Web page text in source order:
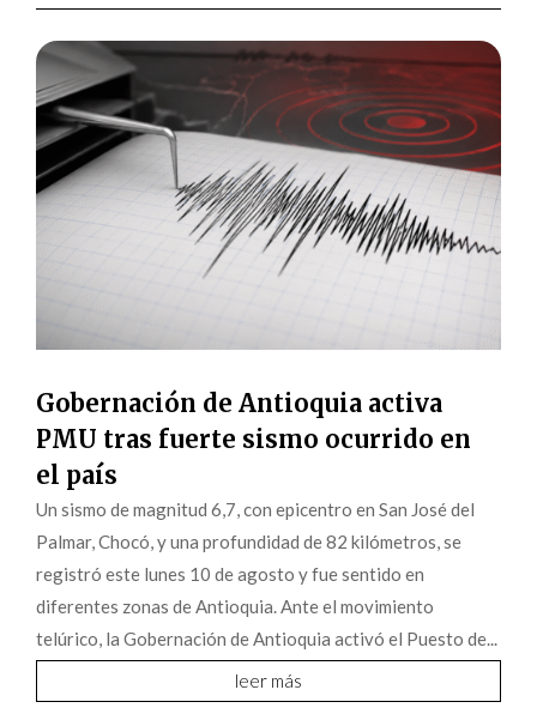
Gobernación de Antioquia activa
PMU tras fuerte sismo ocurrido en
el país
Un sismo de magnitud 6,7, con epicentro en San José del
Palmar, Chocó, y una profundidad de 82 kilómetros, se
registró este lunes 10 de agosto y fue sentido en
diferentes zonas de Antioquia. Ante el movimiento
telúrico, la Gobernación de Antioquia activó el Puesto de...
leer más